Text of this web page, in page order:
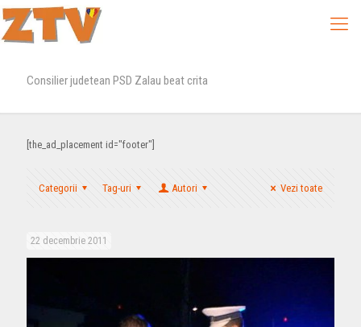
Consilier judetean PSD Zalau beat crita
[the_ad_placement id="footer"]
Categorii Tag-uri Autori Vezi toate
22 decembrie 2011